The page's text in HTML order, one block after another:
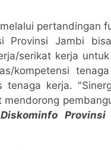
pertandingan
Provinsi Jambi
serikat kerja
kompetensi
kerja.